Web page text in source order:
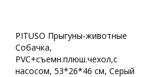
PITUSO Прыгуны-животные
Собачка,
PVC+съемн.плюш.чехол,с
насосом, 53*26*46 см, Серый